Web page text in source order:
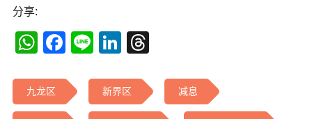
分享:
WhatsApp
Facebook
LineLinkedIn
九龙区 新界区 减息